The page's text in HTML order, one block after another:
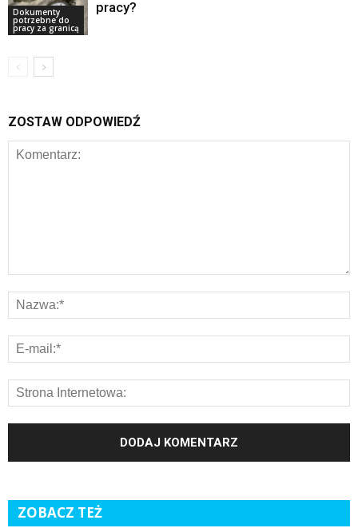
Dokumenty
potrzebne do
pracy za granicą
pracy?
ZOSTAW ODPOWIEDŹ
ZOBACZ TEŻ